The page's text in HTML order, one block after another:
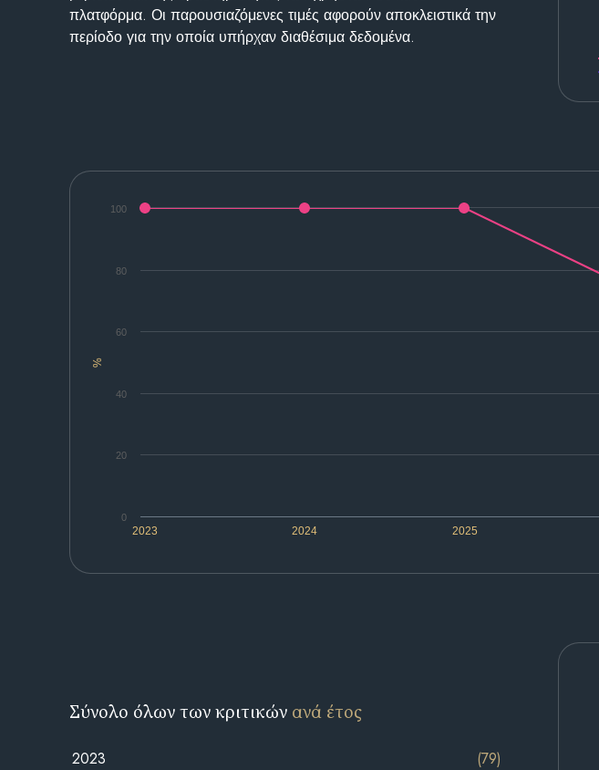
πλατφόρμα. Οι παρουσιαζόμενες τιμές αφορούν αποκλειστικά την
περίοδο για την οποία υπήρχαν διαθέσιμα δεδομένα.
%
2023 2024 2025
0
20
40
60
80
100
Σύνολο όλων των κριτικών ανά έτος
2023
(79)